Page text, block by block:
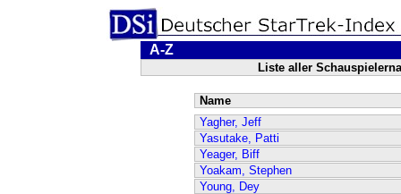
A-Z
Liste aller
Name
Yagher, Jeff
Yasutake, Patti
Yeager, Biff
Yoakam, Stephen
Young, Dey